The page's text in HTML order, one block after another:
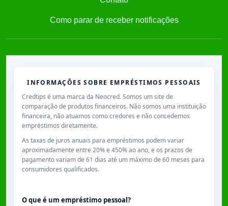
Como parar de receber notificações
INFORMAÇÕES SOBRE EMPRÉSTIMOS PESSOAIS
Credtips é uma marca da Neocred. Somos um site de
comparação de produtos financeiros. Não somos uma instituição
financeira, não atuamos como credores e não concedemos
empréstimos diretamente.
As taxas de juros anuais para empréstimos podem variar
aproximadamente entre 20% e 450% ao ano, e os prazos de
pagamento variam de 61 dias até um máximo de 60 meses para
consumidores qualificados.
O que é um empréstimo pessoal?